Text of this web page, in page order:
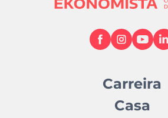
Carreira
Casa